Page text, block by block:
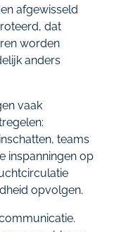
afgewisseld
dat
worden
anders
vaak
teams
inspanningen op
opvolgen.